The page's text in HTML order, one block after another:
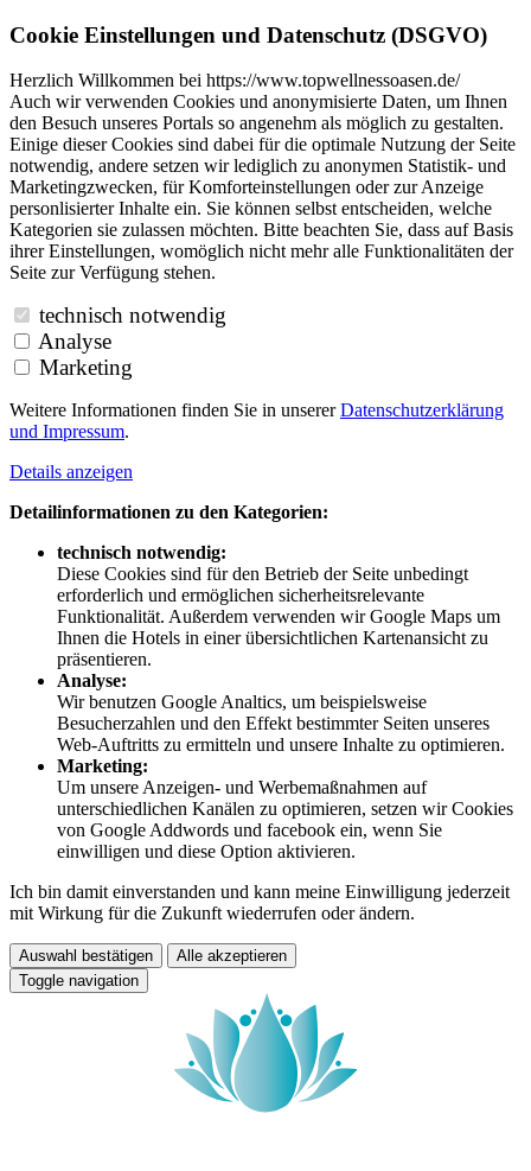
Cookie Einstellungen und Datenschutz (DSGVO)
Herzlich Willkommen bei https://www.topwellnessoasen.de/
Auch wir verwenden Cookies und anonymisierte Daten, um Ihnen
den Besuch unseres Portals so angenehm als möglich zu gestalten.
Einige dieser Cookies sind dabei für die optimale Nutzung der Seite
notwendig, andere setzen wir lediglich zu anonymen Statistik- und
Marketingzwecken, für Komforteinstellungen oder zur Anzeige
personlisierter Inhalte ein. Sie können selbst entscheiden, welche
Kategorien sie zulassen möchten. Bitte beachten Sie, dass auf Basis
ihrer Einstellungen, womöglich nicht mehr alle Funktionalitäten der
Seite zur Verfügung stehen.
technisch notwendig
Analyse
Marketing
Weitere Informationen finden Sie in unsererDatenschutzerklärung
und Impressum.
Details anzeigen
Detailinformationen zu den Kategorien:
technisch notwendig:
Diese Cookies sind für den Betrieb der Seite unbedingt
erforderlich und ermöglichen sicherheitsrelevante
Funktionalität. Außerdem verwenden wir Google Maps um
Ihnen die Hotels in einer übersichtlichen Kartenansicht zu
präsentieren.
Analyse:
Wir benutzen Google Analtics, um beispielsweise
Besucherzahlen und den Effekt bestimmter Seiten unseres
Web-Auftritts zu ermitteln und unsere Inhalte zu optimieren.
Marketing:
Um unsere Anzeigen- und Werbemaßnahmen auf
unterschiedlichen Kanälen zu optimieren, setzen wir Cookies
von Google Addwords und facebook ein, wenn Sie
einwilligen und diese Option aktivieren.
Ich bin damit einverstanden und kann meine Einwilligung jederzeit
mit Wirkung für die Zukunft wiederrufen oder ändern.
Auswahl bestätigen
Alle akzeptieren
Toggle navigation